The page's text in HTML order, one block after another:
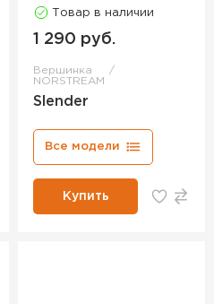
Товар в наличии
1 290 руб.
Вершинка
NORSTREAM
Slender
Все модели
Купить